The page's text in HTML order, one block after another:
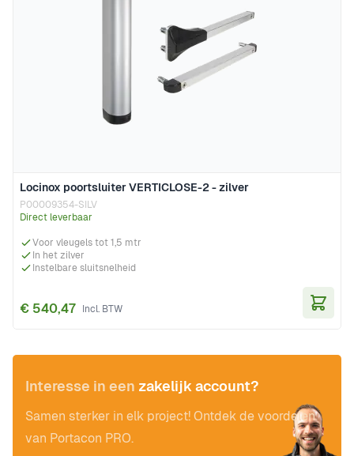
Locinox poortsluiter VERTICLOSE-2 - zilver
P00009354-SILV
Direct leverbaar
Voor vleugels tot 1,5 mtr
In het zilver
Instelbare sluitsnelheid
€ 540,47
Interesse in een zakelijk account?
Samen sterker in elk project! Ontdek de voordelen
van Portacon PRO.